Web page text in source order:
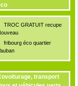
TROC GRATUIT recupe
fribourg éco quartier
transport